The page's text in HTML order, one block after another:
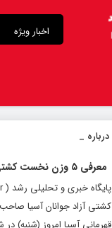
اخبار ویژه
درباره قابلیت قلم
معرفی ۵ وزن نخست کشتی آزاد جوانان آسیا